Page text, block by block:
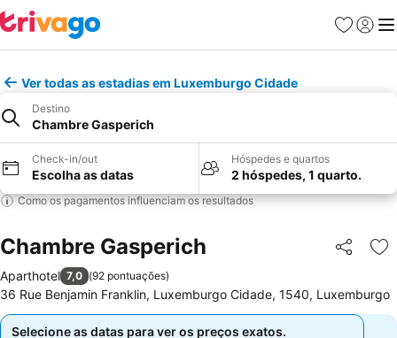
Favoritos
Iniciar
Ver todas as estadias em Luxemburgo Cidade
Destino
Chambre Gasperich
Check-in/out
Escolha as datas
Hóspedes e quartos
2 hóspedes, 1 quarto.
Como os pagamentos influenciam os resultados
Chambre Gasperich Partilhar
Aparthotel 7,0 (92 pontuações)
36 Rue Benjamin Franklin, Luxemburgo Cidade, 1540, Luxemburgo
Selecione as datas para ver os preços exatos.
Selecione as datas para ver os preços exatos.